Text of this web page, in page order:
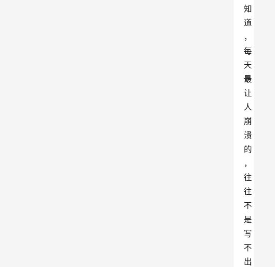
知
道
，
每
天
最
让
人
崩
溃
的
，
往
往
不
是
写
不
出